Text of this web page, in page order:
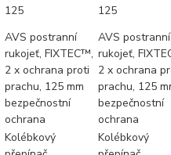
125 125
AVS postranní
rukojeť, FIXTEC™,
2 x ochrana proti
prachu, 125 mm
bezpečnostní
ochrana
AVS postranní
rukojeť,
2 x ochrana
prachu, 125
bezpečnostní
ochrana
Kolébkový
Kolébkový